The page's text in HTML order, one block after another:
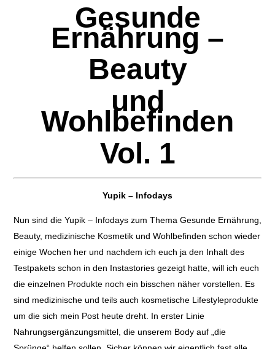
Gesunde
Ernährung –
Beauty
und
Wohlbefinden
Vol. 1
Yupik – Infodays
Nun sind die Yupik – Infodays zum Thema Gesunde Ernährung,
Beauty, medizinische Kosmetik und Wohlbefinden schon wieder
einige Wochen her und nachdem ich euch ja den Inhalt des
Testpakets schon in den Instastories gezeigt hatte, will ich euch
die einzelnen Produkte noch ein bisschen näher vorstellen. Es
sind medizinische und teils auch kosmetische Lifestyleprodukte
um die sich mein Post heute dreht. In erster Linie
Nahrungsergänzungsmittel, die unserem Body auf „die